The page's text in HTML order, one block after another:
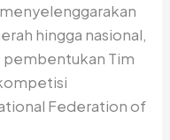
hingga nasional,
pembentukan Tim
Federation of